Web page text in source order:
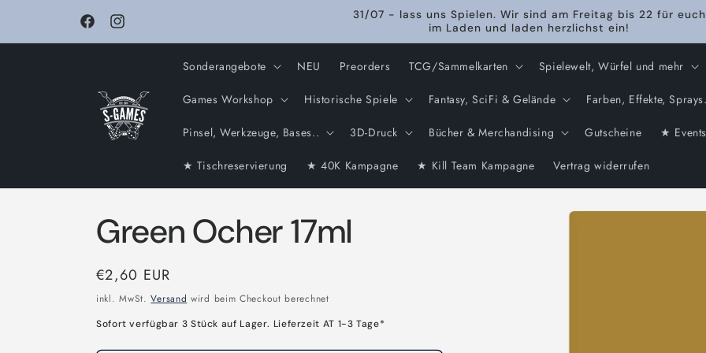
FacebookInstagram
31/07 - lass uns Spielen. Wir sind am Freitag bis 22 für euch
im Laden und laden herzlichst ein!
Sonderangebote NEU Preorders TCG/Sammelkarten Spielewelt, Würfel und mehr
Games Workshop Historische Spiele Fantasy, SciFi & Gelände Farben, Effekte,
Pinsel, Werkzeuge, Bases.. 3D-Druck Bücher & Merchandising Gutscheine ★ Events
★ Tischreservierung ★ 40K Kampagne ★ Kill Team Kampagne Vertrag widerrufen
Zu
Green Ocher 17ml
Normaler
Preis
€2,60 EUR
inkl. MwSt.Versand wird beim Checkout berechnet
Sofort verfügbar 3 Stück auf Lager. Lieferzeit AT 1-3 Tage*